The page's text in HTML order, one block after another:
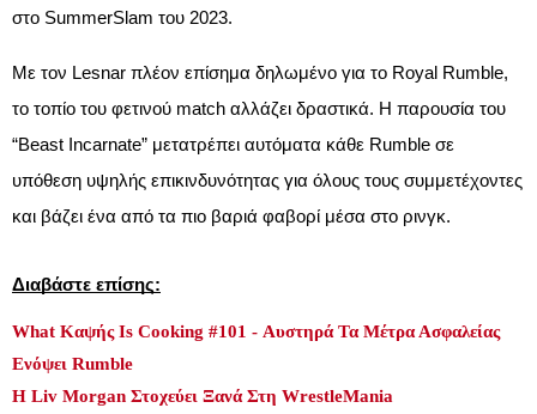
στο SummerSlam του 2023.
Με τον Lesnar πλέον επίσημα δηλωμένο για το Royal Rumble,
το τοπίο του φετινού match αλλάζει δραστικά. Η παρουσία του
“Beast Incarnate” μετατρέπει αυτόματα κάθε Rumble σε
υπόθεση υψηλής επικινδυνότητας για όλους τους συμμετέχοντες
και βάζει ένα από τα πιο βαριά φαβορί μέσα στο ρινγκ.
Διαβάστε επίσης:
What Καψής Is Cooking #101 - Αυστηρά Τα Μέτρα Ασφαλείας
Ενόψει Rumble
Η Liv Morgan Στοχεύει Ξανά Στη WrestleMania